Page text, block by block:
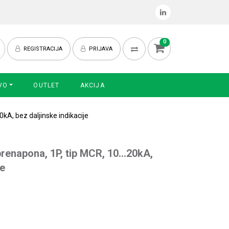
REGISTRACIJA PRIJAVA
0
OUTLET AKCIJA
bez daljinske indikacije
1P, tip MCR, 10…20kA,